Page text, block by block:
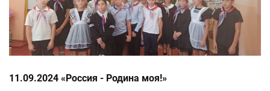
11.09.2024 «Россия - Родина моя!»